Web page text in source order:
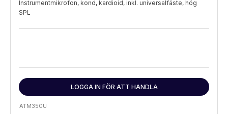
Instrumentmikrofon, kond, kardioid, inkl. universalfäste, hög
SPL
LOGGA IN FÖR ATT HANDLA
ATM350U